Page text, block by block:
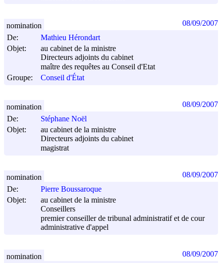
De:
Mathieu Hérondart
Objet:
au cabinet de la ministre
Directeurs adjoints du cabinet
maître des requêtes au Conseil d'Etat
Groupe:
Conseil d'État
nomination 08/09/2007
De:
Stéphane Noël
Objet:
au cabinet de la ministre
Directeurs adjoints du cabinet
magistrat
nomination 08/09/2007
De:
Pierre Boussaroque
Objet:
au cabinet de la ministre
Conseillers
premier conseiller de tribunal administratif et de cour
administrative d'appel
nomination 08/09/2007
nomination 08/09/2007